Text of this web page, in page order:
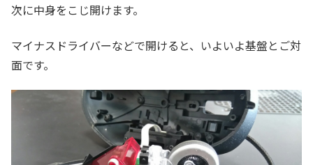
次に中身をこじ開けます。
マイナスドライバーなどで開けると、いよいよ基盤とご対
面です。